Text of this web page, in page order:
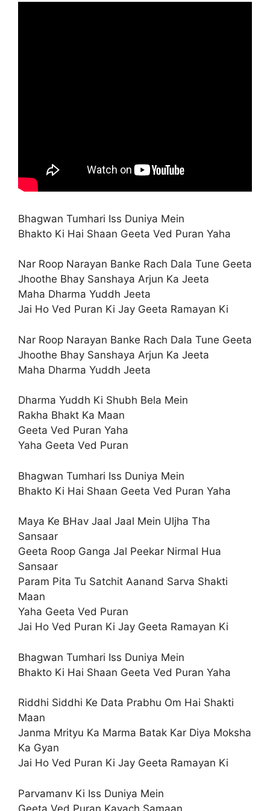
Bhagwan Tumhari Iss Duniya Mein
Bhakto Ki Hai Shaan Geeta Ved Puran Yaha
Nar Roop Narayan Banke Rach Dala Tune Geeta
Jhoothe Bhay Sanshaya Arjun Ka Jeeta
Maha Dharma Yuddh Jeeta
Jai Ho Ved Puran Ki Jay Geeta Ramayan Ki
Nar Roop Narayan Banke Rach Dala Tune Geeta
Jhoothe Bhay Sanshaya Arjun Ka Jeeta
Maha Dharma Yuddh Jeeta
Dharma Yuddh Ki Shubh Bela Mein
Rakha Bhakt Ka Maan
Geeta Ved Puran Yaha
Yaha Geeta Ved Puran
Bhagwan Tumhari Iss Duniya Mein
Bhakto Ki Hai Shaan Geeta Ved Puran Yaha
Maya Ke BHav Jaal Jaal Mein Uljha Tha
Sansaar
Geeta Roop Ganga Jal Peekar Nirmal Hua
Sansaar
Param Pita Tu Satchit Aanand Sarva Shakti
Maan
Yaha Geeta Ved Puran
Jai Ho Ved Puran Ki Jay Geeta Ramayan Ki
Bhagwan Tumhari Iss Duniya Mein
Bhakto Ki Hai Shaan Geeta Ved Puran Yaha
Riddhi Siddhi Ke Data Prabhu Om Hai Shakti
Maan
Janma Mrityu Ka Marma Batak Kar Diya Moksha
Ka Gyan
Jai Ho Ved Puran Ki Jay Geeta Ramayan Ki
Parvamanv Ki Iss Duniya Mein
Geeta Ved Puran Kavach Samaan